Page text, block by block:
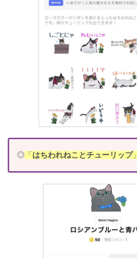
◎ 「 はちわれねことチューリップ」